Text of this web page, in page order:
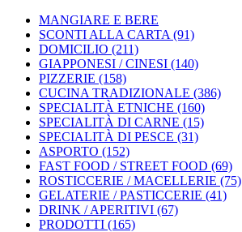
MANGIARE E BERE
SCONTI ALLA CARTA (91)
DOMICILIO (211)
GIAPPONESI / CINESI (140)
PIZZERIE (158)
CUCINA TRADIZIONALE (386)
SPECIALITÀ ETNICHE (160)
SPECIALITÀ DI CARNE (15)
SPECIALITÀ DI PESCE (31)
ASPORTO (152)
FAST FOOD / STREET FOOD (69)
ROSTICCERIE / MACELLERIE (75)
GELATERIE / PASTICCERIE (41)
DRINK / APERITIVI (67)
PRODOTTI (165)